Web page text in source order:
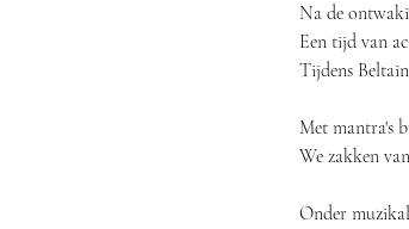
Na de
Een tijd van
Tijdens
Met mantra's
We zakken
Onder